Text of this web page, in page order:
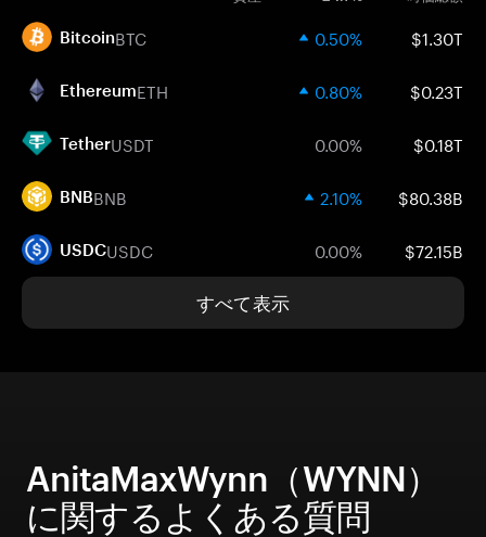
BitcoinBTC 0.50% $1.30T
EthereumETH 0.80% $0.23T
TetherUSDT 0.00% $0.18T
BNBBNB 2.10% $80.38B
USDCUSDC 0.00% $72.15B
すべて表示
AnitaMaxWynn（WYNN）
に関するよくある質問